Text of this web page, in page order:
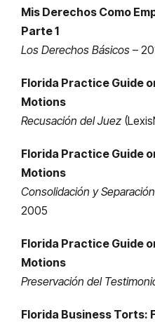
Mis Derechos Como
Parte 1
Los Derechos Básicos –
Florida Practice Guide
Motions
Recusación del Juez
Florida Practice Guide
Motions
Consolidación y
2005
Florida Practice Guide
Motions
Preservación del
Florida Business Torts: